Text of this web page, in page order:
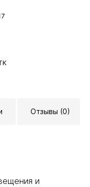
Отзывы (0)
и